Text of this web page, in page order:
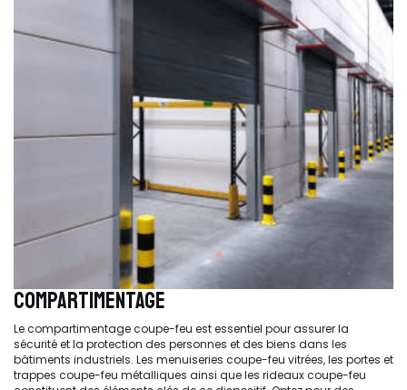
COMPARTIMENTAGE
Le compartimentage coupe-feu est essentiel pour assurer la
sécurité et la protection des personnes et des biens dans les
bâtiments industriels. Les menuiseries coupe-feu vitrées, les portes et
trappes coupe-feu métalliques ainsi que les rideaux coupe-feu